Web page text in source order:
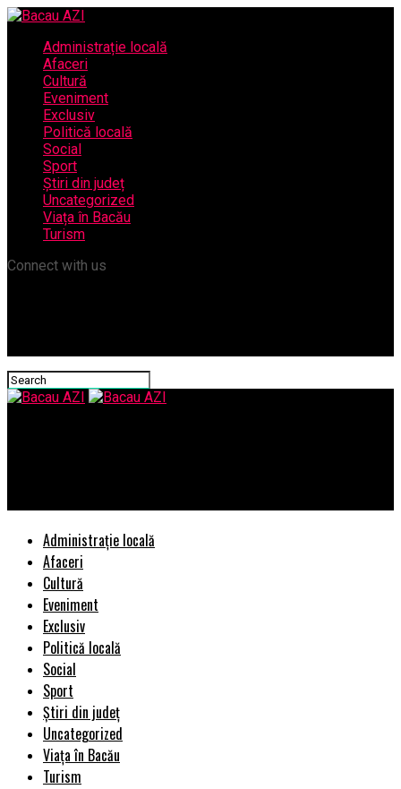
Administrație locală
Afaceri
Cultură
Eveniment
Exclusiv
Politică locală
Social
Sport
Știri din județ
Uncategorized
Viața în Bacău
Turism
Connect with us
Administrație locală
Afaceri
Cultură
Eveniment
Exclusiv
Politică locală
Social
Sport
Știri din județ
Uncategorized
Viața în Bacău
Turism